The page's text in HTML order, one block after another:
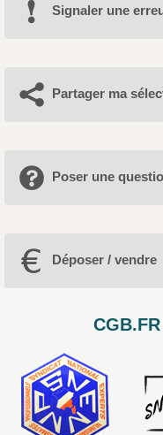
Signaler une
Partager ma
Poser une
Déposer / vendre